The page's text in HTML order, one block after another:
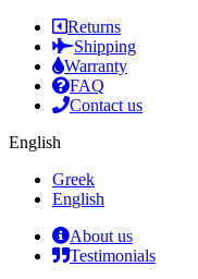
Returns
Shipping
Warranty
FAQ
Contact us
English
Greek
English
About us
Testimonials